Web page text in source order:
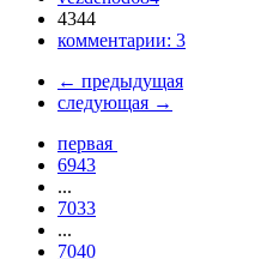
4344
комментарии: 3
← предыдущая
следующая →
первая
6943
...
7033
...
7040